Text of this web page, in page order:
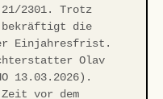
21/2301. Trotz
bekräftigt die
Einjahresfrist.
Olav
13.03.2026).
Zeit vor dem